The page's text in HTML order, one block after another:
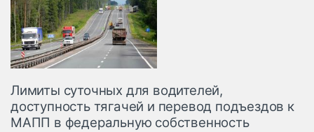
Лимиты суточных для водителей,
доступность тягачей и перевод подъездов к
МАПП в федеральную собственность